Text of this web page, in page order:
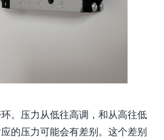
。压力从低往高调，和从高往低
的压力可能会有差别。这个差别